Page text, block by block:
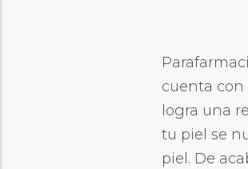
cuenta
logra una
tu piel se
piel. De